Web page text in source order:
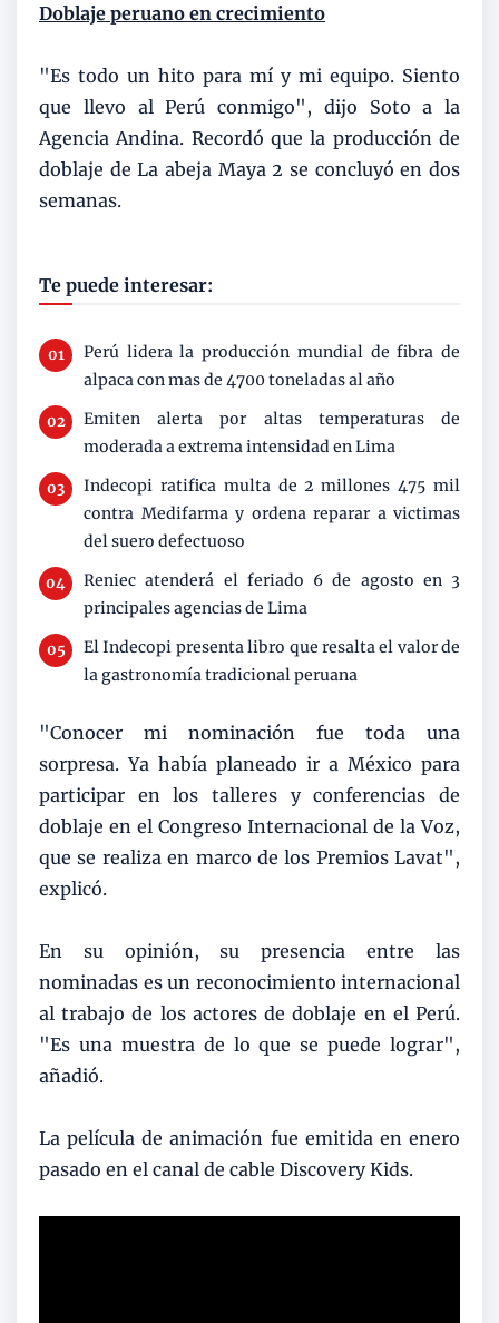
Doblaje peruano en crecimiento
"Es todo un hito para mí y mi equipo. Siento
que llevo al Perú conmigo", dijo Soto a la
Agencia Andina. Recordó que la producción de
doblaje de La abeja Maya 2 se concluyó en dos
semanas.
Te puede interesar:
Perú lidera la producción mundial de fibra de
alpaca con mas de 4700 toneladas al año
Emiten alerta por altas temperaturas de
moderada a extrema intensidad en Lima
Indecopi ratifica multa de 2 millones 475 mil
contra Medifarma y ordena reparar a victimas
del suero defectuoso
Reniec atenderá el feriado 6 de agosto en 3
principales agencias de Lima
El Indecopi presenta libro que resalta el valor de
la gastronomía tradicional peruana
"Conocer mi nominación fue toda una
sorpresa. Ya había planeado ir a México para
participar en los talleres y conferencias de
doblaje en el Congreso Internacional de la Voz,
que se realiza en marco de los Premios Lavat",
explicó.
En su opinión, su presencia entre las
nominadas es un reconocimiento internacional
al trabajo de los actores de doblaje en el Perú.
"Es una muestra de lo que se puede lograr",
añadió.
La película de animación fue emitida en enero
pasado en el canal de cable Discovery Kids.